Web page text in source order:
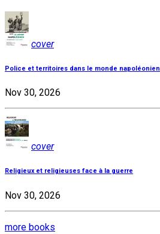
cover
Police et territoires dans le monde napoléonien
Nov 30, 2026
cover
Religieux et religieuses face à la guerre
Nov 30, 2026
more books